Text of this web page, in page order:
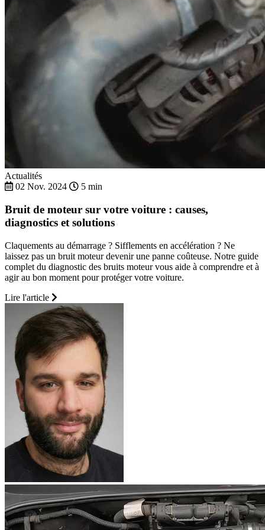
Actualités
02 Nov. 2024
5 min
Bruit de moteur sur votre voiture : causes,
diagnostics et solutions
Claquements au démarrage ? Sifflements en accélération ? Ne
laissez pas un bruit moteur devenir une panne coûteuse. Notre guide
complet du diagnostic des bruits moteur vous aide à comprendre et à
agir au bon moment pour protéger votre voiture.
Lire l'article